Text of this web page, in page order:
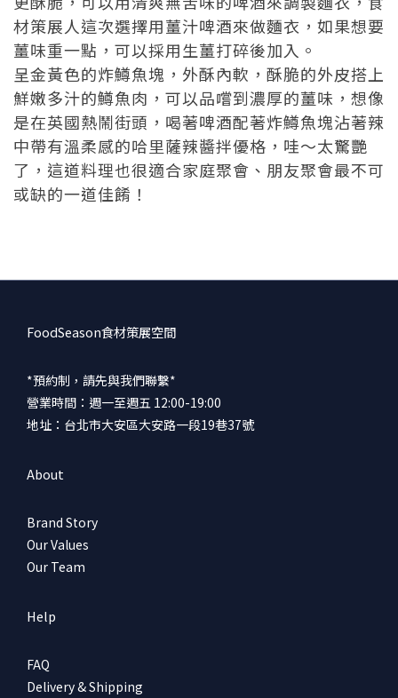
材策展人這次選擇用薑汁啤酒來做麵衣，如果想要
薑味重一點，可以採用生薑打碎後加入。
呈金黃色的炸鱒魚塊，外酥內軟，酥脆的外皮搭上
鮮嫩多汁的鱒魚肉，可以品嚐到濃厚的薑味，想像
是在英國熱鬧街頭，喝著啤酒配著炸鱒魚塊沾著辣
中帶有溫柔感的哈里薩辣醬拌優格，哇～太驚艷
了，這道料理也很適合家庭聚會、朋友聚會最不可
或缺的一道佳餚！
FoodSeason食材策展空間
*預約制，請先與我們聯繫*
營業時間：週一至週五 12:00-19:00
地址：台北市大安區大安路一段19巷37號
About
Brand Story
Our Values
Our Team
Help
FAQ
Delivery & Shipping